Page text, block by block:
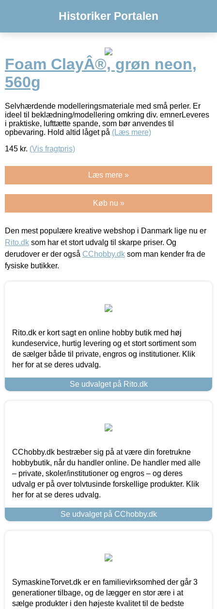
Historiker Portalen
Foam ClayÂ®, grøn neon,
560g
Selvhærdende modelleringsmateriale med små perler. Er
ideel til beklædning/modellering omkring div. emnerLeveres
i praktiske, lufttætte spande, som bør anvendes til
opbevaring. Hold altid låget på (Læs mere)
145 kr. (Vis fragtpris)
Læs mere »
Køb nu »
Den mest populære kreative webshop i Danmark lige nu er
Rito.dk som har et stort udvalg til skarpe priser. Og
derudover er der også CChobby.dk som man kender fra de
fysiske butikker.
Rito.dk er kort sagt en online hobby butik med høj
kundeservice, hurtig levering og et stort sortiment som
de sælger både til private, engros og institutioner. Klik
her for at se deres udvalg.
Se udvalget på Rito.dk
CChobby.dk bestræber sig på at være din foretrukne
hobbybutik, når du handler online. De handler med alle
– private, skoler/institutioner og engros – og deres
udvalg er på over tolvtusinde forskellige produkter. Klik
her for at se deres udvalg.
Se udvalget på CChobby.dk
SymaskineTorvet.dk er en familievirksomhed der går 3
generationer tilbage, og de lægger en stor ære i at
sælge produkter i den højeste kvalitet til de bedste